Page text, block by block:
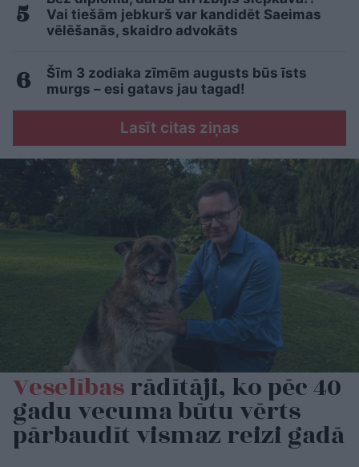
Vai tiešām jebkurš var kandidēt Saeimas
vēlēšanās, skaidro advokāts
Šīm 3 zodiaka zīmēm augusts būs īsts
murgs – esi gatavs jau tagad!
Lasīt citas ziņas
Veselībasrādītāji, ko pēc 40
gadu vecuma būtu vērts
pārbaudīt vismaz reizi gadā